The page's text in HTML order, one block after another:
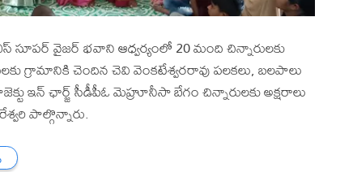
వైజర్ భవాని ఆధ్వర్యంలో 20 మంది చిన్నారులకు
గ్రామానికి చెందిన చెవి వెంకటేశ్వరరావు పలకలు, బలపాలు
ఇన్ ఛార్జ్ సీడీపీఓ మెహ్రూనీసా బేగం చిన్నారులకు అక్షరాలు
పాల్గొన్నారు.